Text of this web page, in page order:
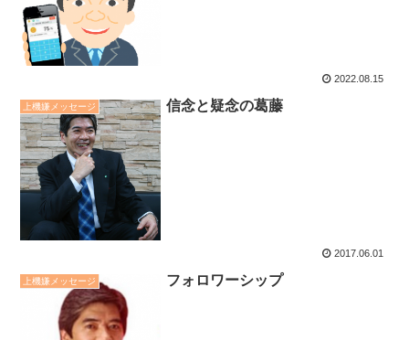
2022.08.15
上機嫌メッセージ 信念と疑念の葛藤
2017.06.01
上機嫌メッセージ フォロワーシップ